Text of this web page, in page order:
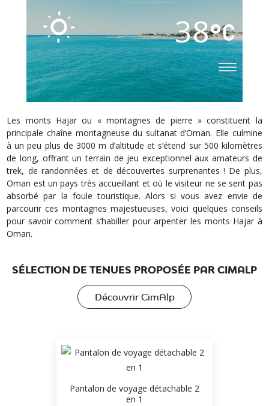
38
Les monts Hajar ou « montagnes de pierre » constituent la
principale chaîne montagneuse du sultanat d’Oman. Elle culmine
à un peu plus de 3000 m d’altitude et s’étend sur 500 kilomètres
de long, offrant un terrain de jeu exceptionnel aux amateurs de
trek, de randonnées et de découvertes surprenantes ! De plus,
Oman est un pays très accueillant et où le visiteur ne se sent pas
absorbé par la foule touristique. Alors si vous avez envie de
parcourir ces montagnes majestueuses, voici quelques conseils
pour savoir comment s’habiller pour arpenter les monts Hajar à
Oman.
SÉLECTION DE TENUES PROPOSÉE PAR CIMALP
Découvrir CimAlp
Pantalon de voyage détachable 2
en 1